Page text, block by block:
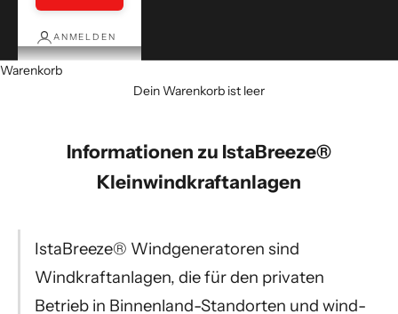
ANMELDEN
Warenkorb
Dein Warenkorb ist leer
Informationen zu IstaBreeze®
Kleinwindkraftanlagen
IstaBreeze® Windgeneratoren sind
Windkraftanlagen, die für den privaten
Betrieb in Binnenland-Standorten und wind-